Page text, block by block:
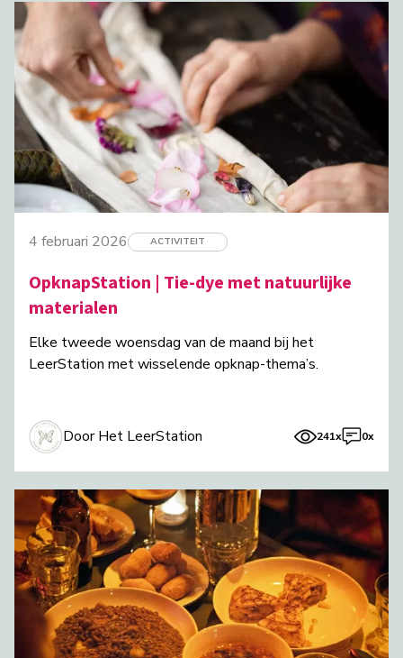
4 februari 2026 ACTIVITEIT
OpknapStation | Tie-dye met natuurlijke
materialen
Elke tweede woensdag van de maand bij het
LeerStation met wisselende opknap-thema’s.
Door Het LeerStation 241x 0x